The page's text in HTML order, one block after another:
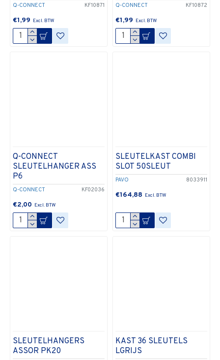
Q-CONNECT KF10871
€1,99
Q-CONNECT KF10872
€1,99
Q-CONNECT KF02036
Q-CONNECT
SLEUTELHANGER ASS
P6
€2,00
PAVO 8033911
SLEUTELKAST COMBI
SLOT 50SLEUT
€164,88
SLEUTELHANGERS
ASSOR PK20
KAST 36 SLEUTELS
LGRIJS